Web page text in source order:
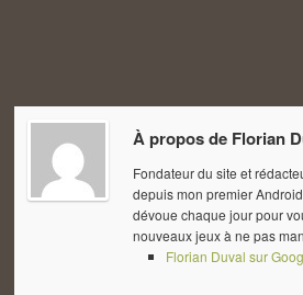
À propos de Florian
Fondateur du site et
depuis mon premier
dévoue chaque jour pour
nouveaux jeux à ne pas
Florian Duval sur